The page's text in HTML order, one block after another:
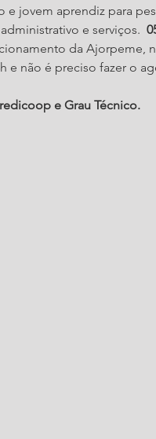
jovem aprendiz para
e serviços.
da Ajorpeme,
e não é preciso fazer o
e Grau Técnico.